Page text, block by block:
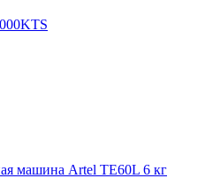
машина Artel TE60L 6 кг